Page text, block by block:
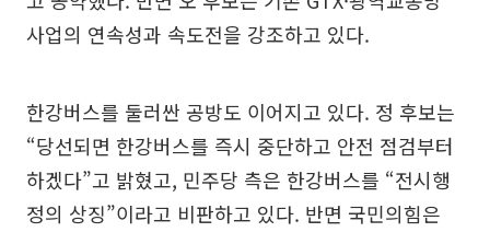
사업의 연속성과 속도전을 강조하고 있다.
한강버스를 둘러싼 공방도 이어지고 있다. 정 후보는
“당선되면 한강버스를 즉시 중단하고 안전 점검부터
하겠다”고 밝혔고, 민주당 측은 한강버스를 “전시행
정의 상징”이라고 비판하고 있다. 반면 국민의힘은